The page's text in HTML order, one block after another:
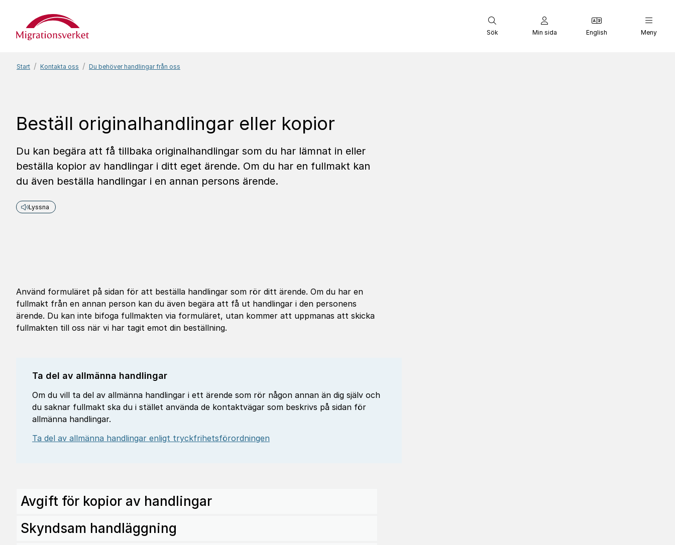
Start
Sök Min sida English Meny
Start Kontakta oss Du behöver handlingar från oss
Beställ origi­nal­hand­lingar eller kopior
Du kan begära att få tillbaka originalhandlingar som du har lämnat in eller
beställa kopior av handlingar i ditt eget ärende. Om du har en fullmakt kan
du även beställa handlingar i en annan persons ärende.
Lyssna
Använd formuläret på sidan för att beställa handlingar som rör ditt ärende. Om du har en
fullmakt från en annan person kan du även begära att få ut handlingar i den personens
ärende. Du kan inte bifoga fullmakten via formuläret, utan kommer att uppmanas att skicka
fullmakten till oss när vi har tagit emot din beställning.
Ta del av allmänna handlingar
Om du vill ta del av allmänna handlingar i ett ärende som rör någon annan än dig själv och
du saknar fullmakt ska du i stället använda de kontaktvägar som beskrivs på sidan för
allmänna handlingar.
Ta del av allmänna handlingar enligt tryckfrihetsförordningen
Avgift för kopior av handlingar
Skyndsam handläggning